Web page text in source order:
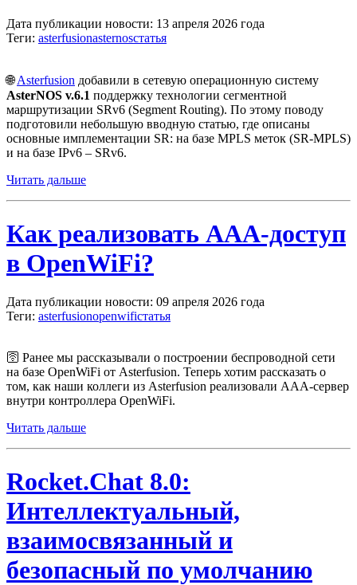
Дата публикации новости: 13 апреля 2026 года
Теги: asterfusionasternosстатья
🌐Asterfusion добавили в сетевую операционную систему
AsterNOS v.6.1 поддержку технологии сегментной
маршрутизации SRv6 (Segment Routing). По этому поводу
подготовили небольшую вводную статью, где описаны
основные имплементации SR: на базе MPLS меток (SR-MPLS)
и на базе IPv6 – SRv6.
Читать дальше
Как реализовать AAA-доступ
в OpenWiFi?
Дата публикации новости: 09 апреля 2026 года
Теги: asterfusionopenwifiстатья
🛜 Ранее мы рассказывали о построении беспроводной сети
на базе OpenWiFi от Asterfusion. Теперь хотим рассказать о
том, как наши коллеги из Asterfusion реализовали AAA-сервер
внутри контроллера OpenWiFi.
Читать дальше
Rocket.Chat 8.0:
Интеллектуальный,
взаимосвязанный и
безопасный по умолчанию